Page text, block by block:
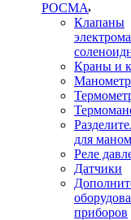
РОСМА
Клапаны
Краны и
для
Реле
Датчики
приборов